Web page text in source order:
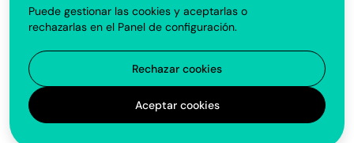
Puede gestionar las cookies y aceptarlas o
rechazarlas en el Panel de configuración.
Aceptar cookies
Rechazar cookies